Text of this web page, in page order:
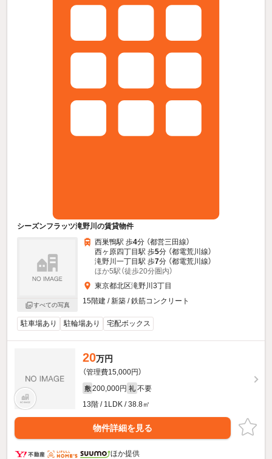
シーズンフラッツ滝野川の賃貸物件
すべての写真
西巣鴨駅 歩4分 （都営三田線）
西ヶ原四丁目駅 歩5分 （都電荒川線）
滝野川一丁目駅 歩7分 （都電荒川線）
ほか5駅（徒歩20分圏内）
東京都北区滝野川3丁目
15階建 / 新築 / 鉄筋コンクリート
駐車場あり 駐輪場あり 宅配ボックス
20万円
（管理費15,000円）
敷 200,000円 礼 不要
13階 / 1LDK / 38.8㎡
物件詳細を見る
ほか提供